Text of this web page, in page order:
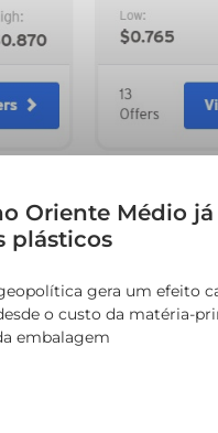
Oriente Médio já
plásticos
gera um efeito
o custo da matéria-
embalagem